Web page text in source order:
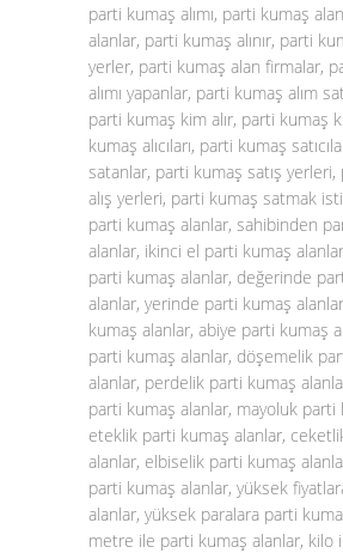
parti kumaş alımı, parti kumaş
alanlar, parti kumaş alınır, parti
yerler, parti kumaş alan firmalar,
alımı yapanlar, parti kumaş alım
parti kumaş kim alır, parti kumaş
kumaş alıcıları, parti kumaş
satanlar, parti kumaş satış
alış yerleri, parti kumaş satmak
parti kumaş alanlar, sahibinden
alanlar, ikinci el parti kumaş
parti kumaş alanlar, değerinde
alanlar, yerinde parti kumaş
kumaş alanlar, abiye parti kumaş
parti kumaş alanlar, döşemelik
alanlar, perdelik parti kumaş
parti kumaş alanlar, mayoluk parti
eteklik parti kumaş alanlar,
alanlar, elbiselik parti kumaş
parti kumaş alanlar, yüksek
alanlar, yüksek paralara parti
metre ile parti kumaş alanlar, kilo